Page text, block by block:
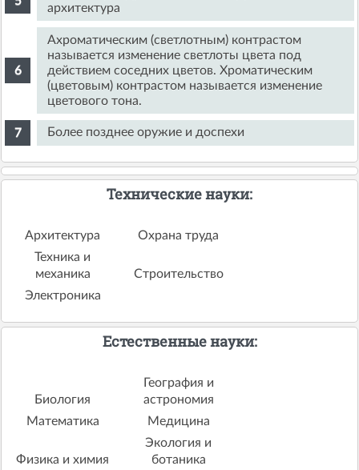
архитектура
Ахроматическим (светлотным) контрастом
называется изменение светлоты цвета под
действием соседних цветов. Хроматическим
(цветовым) контрастом называется изменение
цветового тона.
Более позднее оружие и доспехи
Технические науки:
Архитектура
Охрана труда
Техника и
механика
Строительство
Электроника
Естественные науки:
Биология
География и
астрономия
Математика
Медицина
Физика и химия
Экология и
ботаника